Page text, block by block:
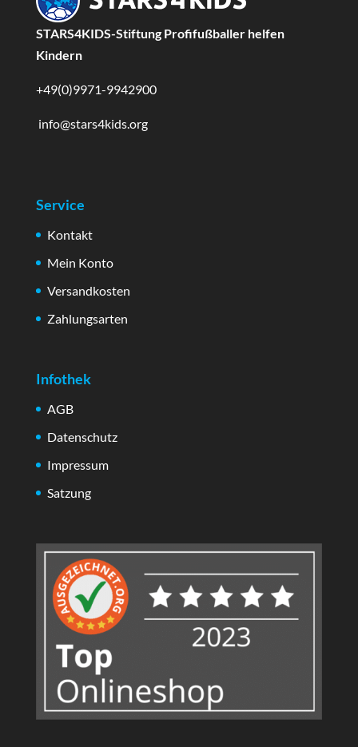
STARS4KIDS-Stiftung Profifußballer helfen
Kindern
+49(0)9971-9942900
info@stars4kids.org
Service
Kontakt
Mein Konto
Versandkosten
Zahlungsarten
Infothek
AGB
Datenschutz
Impressum
Satzung